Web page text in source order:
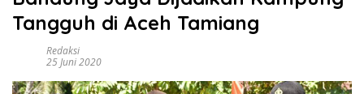
Tangguh di Aceh Tamiang
Redaksi
25 Juni 2020